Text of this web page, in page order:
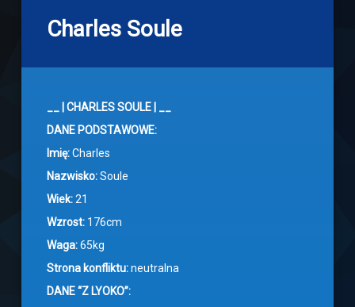
Download
Charles Soule
__ | CHARLES SOULE | __
DANE PODSTAWOWE:
Imię:Charles
Nazwisko:Soule
Wiek:21
Wzrost: 176cm
Waga:65kg
Strona konfliktu:neutralna
DANE “Z LYOKO”: